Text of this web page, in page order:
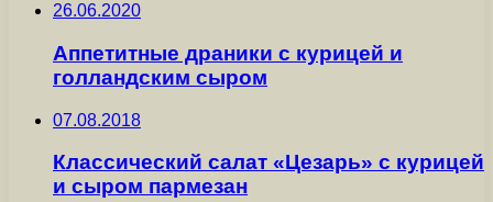
26.06.2020
Аппетитные драники с курицей и
голландским сыром
07.08.2018
Классический салат «Цезарь» с курицей
и сыром пармезан